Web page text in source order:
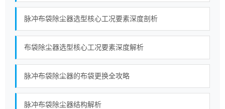
脉冲布袋除尘器选型核心工况要素深度剖析
布袋除尘器选型核心工况要素深度解析
脉冲布袋除尘器的布袋更换全攻略
脉冲布袋除尘器结构解析